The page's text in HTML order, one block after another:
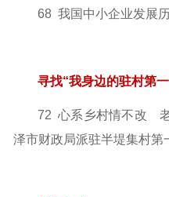
68 我国中小企业发展
寻找“我身边的驻村第
72 心系乡村情不改
泽市财政局派驻半堤集村第